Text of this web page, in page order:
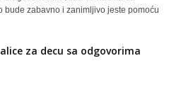
bude zabavno i zanimljivo jeste pomoću
za decu sa odgovorima